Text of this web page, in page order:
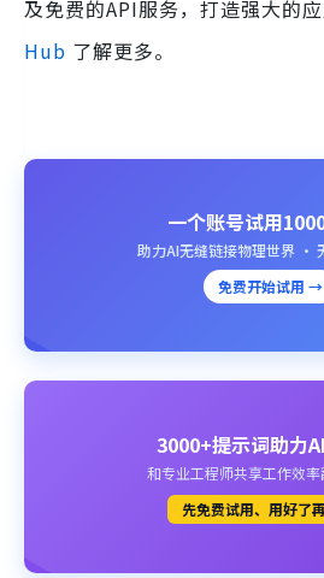
及免费的API服务，打造强大的
Hub 了解更多。
一个账号试用
助力AI无缝链接物理世界 ·
免费开始试用 →
3000+提示词助力
和专业工程师共享工作效
先免费试用、用好了